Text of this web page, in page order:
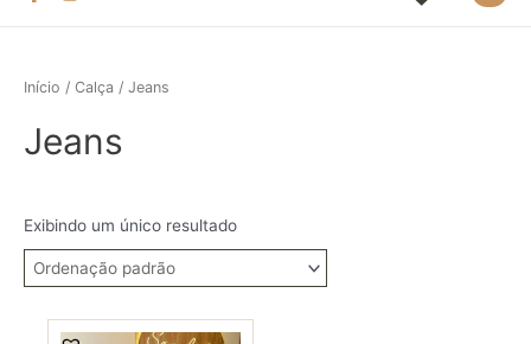
Início / Calça / Jeans
Jeans
Exibindo um único resultado
This